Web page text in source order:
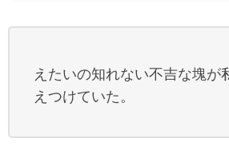
えたいの知れない不吉な塊が
えつけていた。